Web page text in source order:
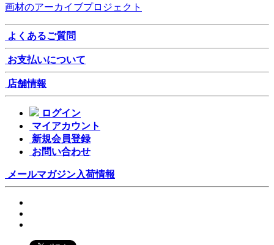
画材のアーカイブプロジェクト
よくあるご質問
お支払いについて
店舗情報
ログイン
マイアカウント
新規会員登録
お問い合わせ
メールマガジン入荷情報